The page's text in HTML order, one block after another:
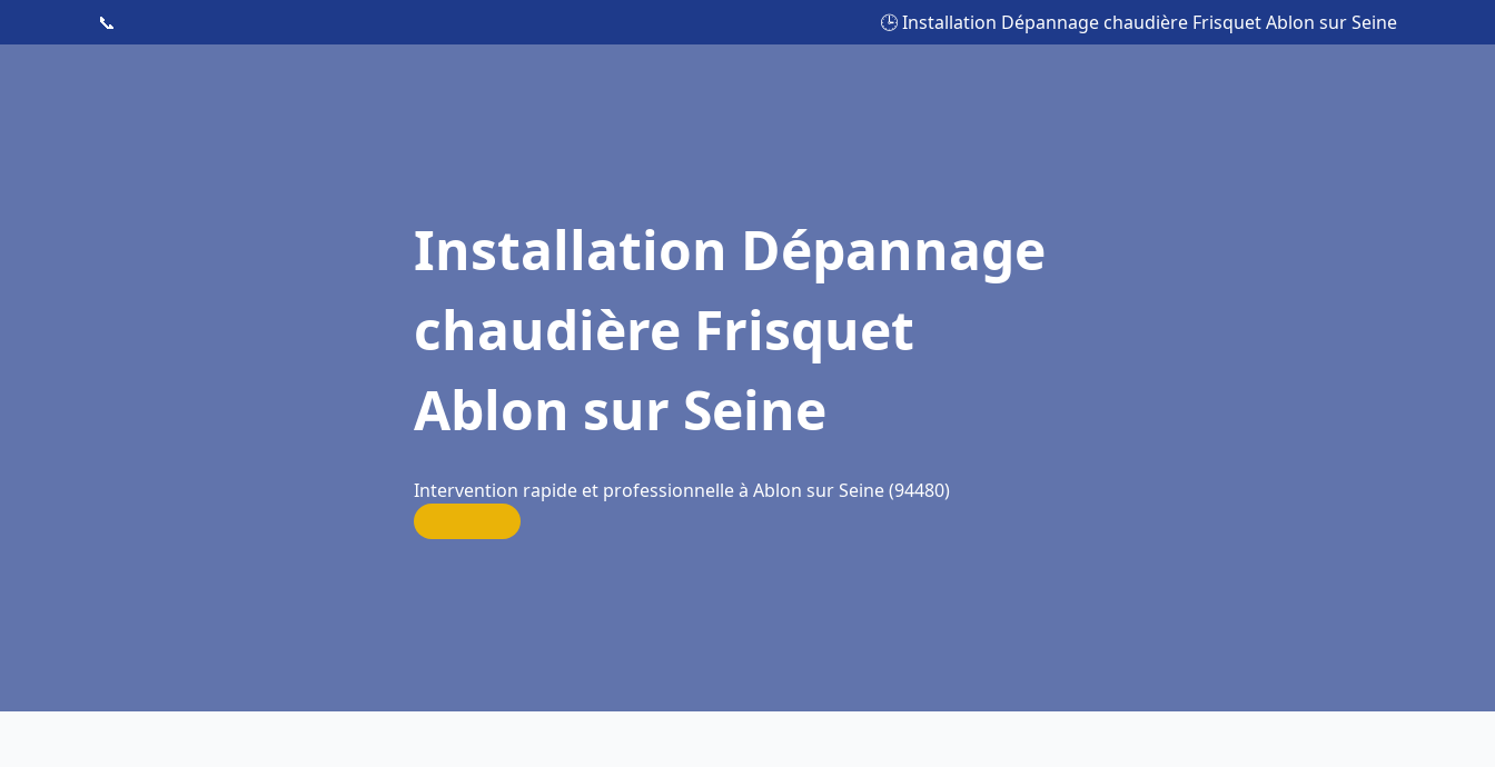
📞 🕒 Installation Dépannage chaudière Frisquet Ablon sur Seine
Installation Dépannage
chaudière Frisquet
Ablon sur Seine
Intervention rapide et professionnelle à Ablon sur Seine (94480)